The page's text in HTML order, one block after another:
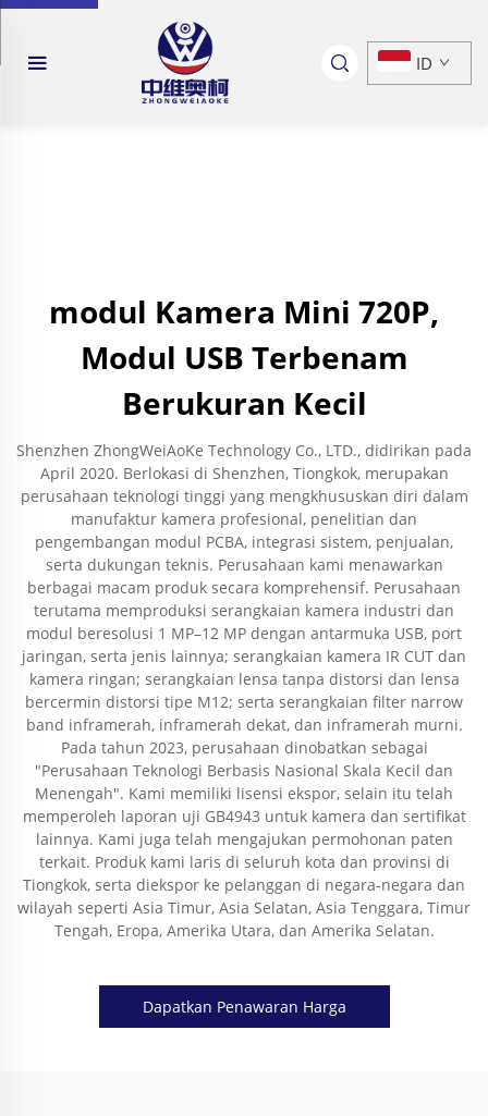
ID
modul Kamera Mini 720P,
Modul USB Terbenam
Berukuran Kecil
Shenzhen ZhongWeiAoKe Technology Co., LTD., didirikan pada
April 2020. Berlokasi di Shenzhen, Tiongkok, merupakan
perusahaan teknologi tinggi yang mengkhususkan diri dalam
manufaktur kamera profesional, penelitian dan
pengembangan modul PCBA, integrasi sistem, penjualan,
serta dukungan teknis. Perusahaan kami menawarkan
berbagai macam produk secara komprehensif. Perusahaan
terutama memproduksi serangkaian kamera industri dan
modul beresolusi 1 MP–12 MP dengan antarmuka USB, port
jaringan, serta jenis lainnya; serangkaian kamera IR CUT dan
kamera ringan; serangkaian lensa tanpa distorsi dan lensa
bercermin distorsi tipe M12; serta serangkaian filter narrow
band inframerah, inframerah dekat, dan inframerah murni.
Pada tahun 2023, perusahaan dinobatkan sebagai
"Perusahaan Teknologi Berbasis Nasional Skala Kecil dan
Menengah". Kami memiliki lisensi ekspor, selain itu telah
memperoleh laporan uji GB4943 untuk kamera dan sertifikat
lainnya. Kami juga telah mengajukan permohonan paten
terkait. Produk kami laris di seluruh kota dan provinsi di
Tiongkok, serta diekspor ke pelanggan di negara-negara dan
wilayah seperti Asia Timur, Asia Selatan, Asia Tenggara, Timur
Tengah, Eropa, Amerika Utara, dan Amerika Selatan.
Dapatkan Penawaran Harga